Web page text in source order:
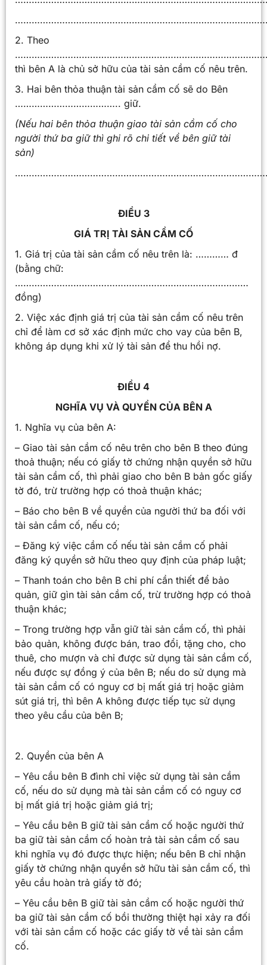
2. Theo
thì bên A là chủ sở hữu của tài sản cầm cố nêu trên.
3. Hai bên thỏa thuận tài sản cầm cố sẽ do Bên
……………………………….. giữ.
(Nếu hai bên thỏa thuận giao tài sản cầm cố cho
người thứ ba giữ thì ghi rõ chi tiết về bên giữ tài
sản)
ĐIỀU 3
GIÁ TRỊ TÀI SẢN CẦM CỐ
1. Giá trị của tài sản cầm cố nêu trên là: ………… đ
(bằng chữ:
…………………………………………………………………………
đồng)
2. Việc xác định giá trị của tài sản cầm cố nêu trên
chỉ để làm cơ sở xác định mức cho vay của bên B,
không áp dụng khi xử lý tài sản để thu hồi nợ.
ĐIỀU 4
NGHĨA VỤ VÀ QUYỀN CỦA BÊN A
1. Nghĩa vụ của bên A:
– Giao tài sản cầm cố nêu trên cho bên B theo đúng
thoả thuận; nếu có giấy tờ chứng nhận quyền sở hữu
tài sản cầm cố, thì phải giao cho bên B bản gốc giấy
tờ đó, trừ trường hợp có thoả thuận khác;
– Báo cho bên B về quyền của người thứ ba đối với
tài sản cầm cố, nếu có;
– Đăng ký việc cầm cố nếu tài sản cầm cố phải
đăng ký quyền sở hữu theo quy định của pháp luật;
– Thanh toán cho bên B chi phí cần thiết để bảo
quản, giữ gìn tài sản cầm cố, trừ trường hợp có thoả
thuận khác;
– Trong trường hợp vẫn giữ tài sản cầm cố, thì phải
bảo quản, không được bán, trao đổi, tặng cho, cho
thuê, cho mượn và chỉ được sử dụng tài sản cầm cố,
nếu được sự đồng ý của bên B; nếu do sử dụng mà
tài sản cầm cố có nguy cơ bị mất giá trị hoặc giảm
sút giá trị, thì bên A không được tiếp tục sử dụng
theo yêu cầu của bên B;
2. Quyền của bên A
– Yêu cầu bên B đình chỉ việc sử dụng tài sản cầm
cố, nếu do sử dụng mà tài sản cầm cố có nguy cơ
bị mất giá trị hoặc giảm giá trị;
– Yêu cầu bên B giữ tài sản cầm cố hoặc người thứ
ba giữ tài sản cầm cố hoàn trả tài sản cầm cố sau
khi nghĩa vụ đó được thực hiện; nếu bên B chỉ nhận
giấy tờ chứng nhận quyền sở hữu tài sản cầm cố, thì
yêu cầu hoàn trả giấy tờ đó;
– Yêu cầu bên B giữ tài sản cầm cố hoặc người thứ
ba giữ tài sản cầm cố bồi thường thiệt hại xảy ra đối
với tài sản cầm cố hoặc các giấy tờ về tài sản cầm
cố.